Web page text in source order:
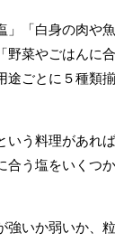
」「白身の肉や
野菜やごはんに
途ごとに５種類
いう料理があれ
合う塩をいくつ
強いか弱いか、